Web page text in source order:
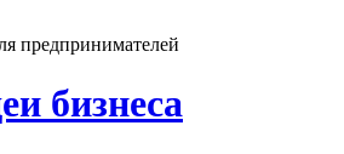
предпринимателей
бизнеса